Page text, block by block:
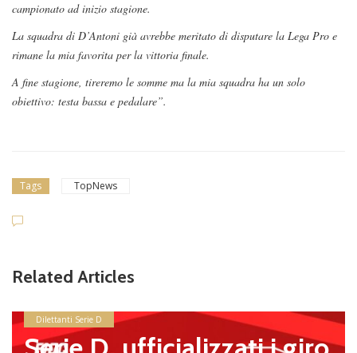
campionato ad inizio stagione.
La squadra di D’Antoni già avrebbe meritato di disputare la Lega Pro e
rimane la mia favorita per la vittoria finale.
A fine stagione, tireremo le somme ma la mia squadra ha un solo
obiettivo: testa bassa e pedalare”.
Tags TopNews
Related Articles
Dilettanti Serie D